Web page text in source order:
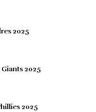
2025
2025
2025